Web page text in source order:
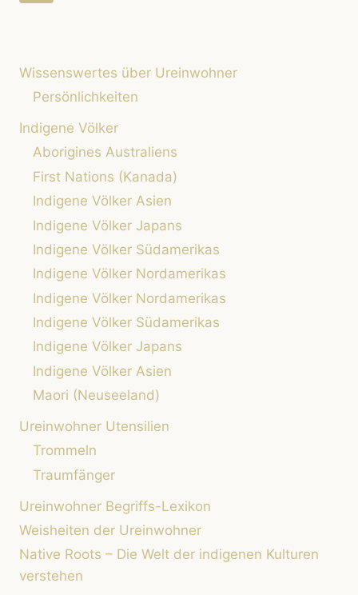
ANDEREN
Wissenswertes über Ureinwohner
Persönlichkeiten
Indigene Völker
Aborigines Australiens
First Nations (Kanada)
Indigene Völker Asien
Indigene Völker Japans
Indigene Völker Südamerikas
Indigene Völker Nordamerikas
Indigene Völker Nordamerikas
Indigene Völker Südamerikas
Indigene Völker Japans
Indigene Völker Asien
Maori (Neuseeland)
Ureinwohner Utensilien
Trommeln
Traumfänger
Ureinwohner Begriffs-Lexikon
Weisheiten der Ureinwohner
Native Roots – Die Welt der indigenen Kulturen
verstehen